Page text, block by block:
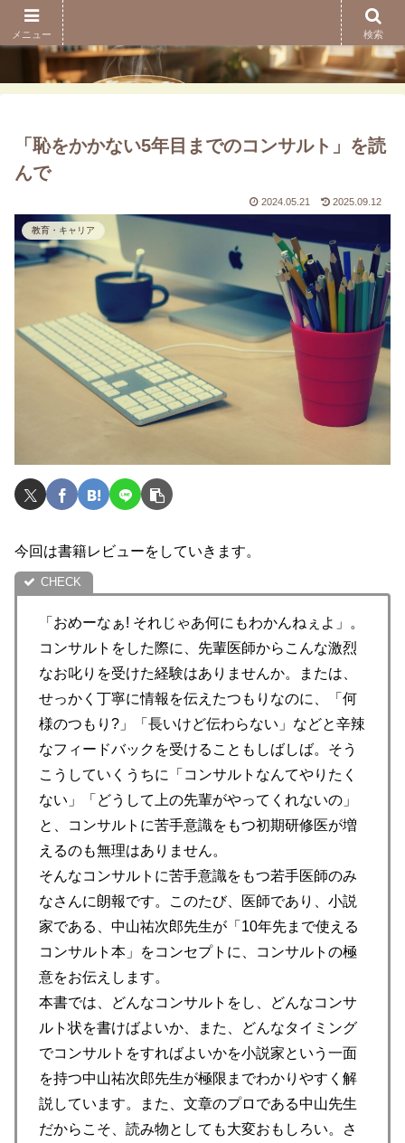
「恥をかかない5年目までのコンサルト」を読
んで
2024.05.21 2025.09.12
教育・キャリア
今回は書籍レビューをしていきます。
「おめーなぁ! それじゃあ何にもわかんねぇよ」。
コンサルトをした際に、先輩医師からこんな激烈
なお叱りを受けた経験はありませんか。または、
せっかく丁寧に情報を伝えたつもりなのに、「何
様のつもり?」「長いけど伝わらない」などと辛辣
なフィードバックを受けることもしばしば。そう
こうしていくうちに「コンサルトなんてやりたく
ない」「どうして上の先輩がやってくれないの」
と、コンサルトに苦手意識をもつ初期研修医が増
えるのも無理はありません。
そんなコンサルトに苦手意識をもつ若手医師のみ
なさんに朗報です。このたび、医師であり、小説
家である、中山祐次郎先生が「10年先まで使える
コンサルト本」をコンセプトに、コンサルトの極
意をお伝えします。
本書では、どんなコンサルトをし、どんなコンサ
ルト状を書けばよいか、また、どんなタイミング
でコンサルトをすればよいかを小説家という一面
を持つ中山祐次郎先生が極限までわかりやすく解
説しています。また、文章のプロである中山先生
だからこそ、読み物としても大変おもしろい。さ
メニュー 検索